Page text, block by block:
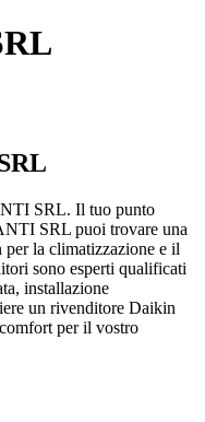
SRL. Il tuo punto
SRL puoi trovare una
la climatizzazione e il
sono esperti qualificati
installazione
un rivenditore Daikin
per il vostro